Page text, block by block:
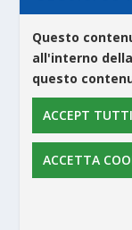
Questo
all'interno
questo
ACCEPT
ACCETTA